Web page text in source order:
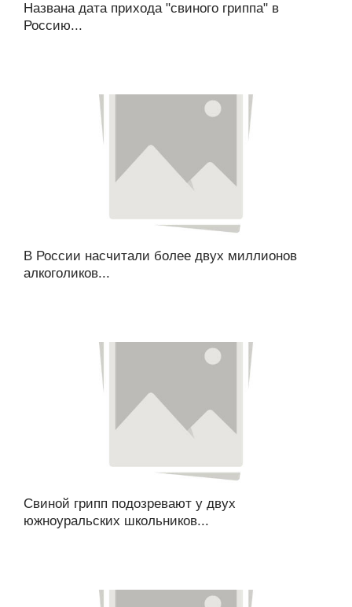
Названа дата прихода "свиного гриппа" в
Россию...
В России насчитали более двух миллионов
алкоголиков...
Свиной грипп подозревают у двух
южноуральских школьников...